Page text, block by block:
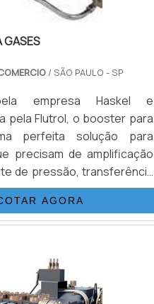
GASES
/ SÃO PAULO - SP
empresa Haskel e
pela Flutrol, o booster para
perfeita solução para
precisam de amplificação
de pressão, transferência
e outras funções
booster gases. Com
ar comprimido, o booster
hidropneumáticas,
relação de área de pistão,
a pressão do gás de
AGORA